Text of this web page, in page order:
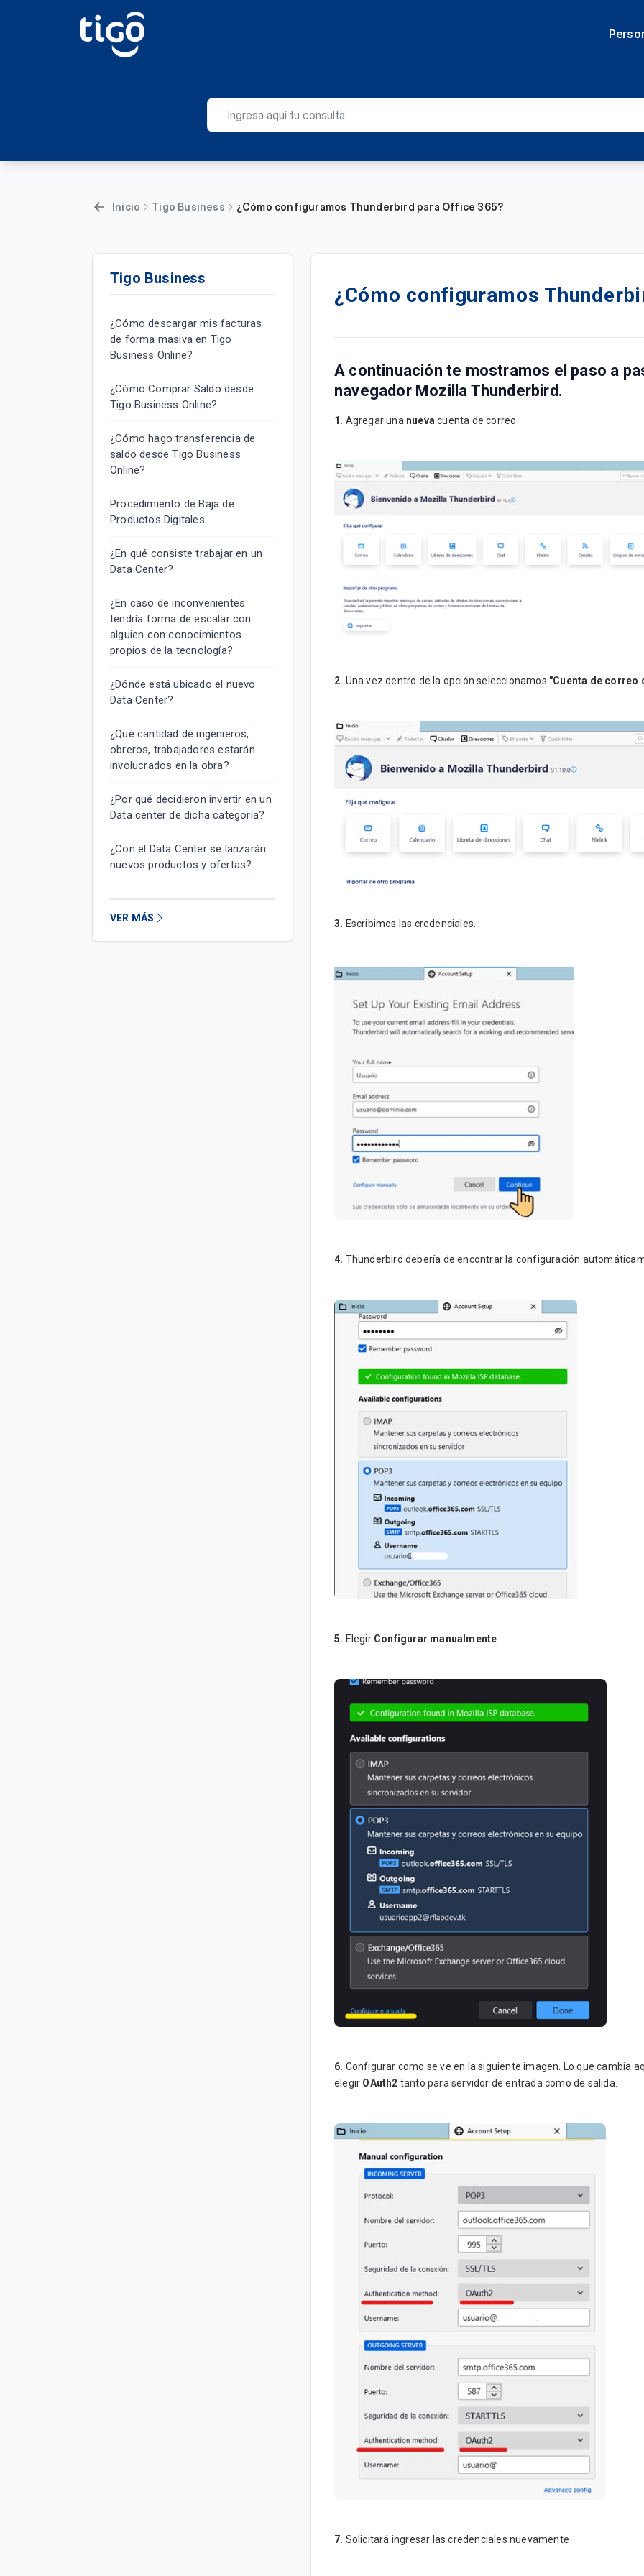
Inicio Tigo Business ¿Cómo configuramos Thunderbird para Office 365?
Tigo Business
¿Cómo descargar mis facturas
de forma masiva en Tigo
Business Online?
¿Cómo Comprar Saldo desde
Tigo Business Online?
¿Cómo hago transferencia de
saldo desde Tigo Business
Online?
Procedimiento de Baja de
Productos Digitales
¿En qué consiste trabajar en un
Data Center?
¿En caso de inconvenientes
tendría forma de escalar con
alguien con conocimientos
propios de la tecnología?
¿Dónde está ubicado el nuevo
Data Center?
¿Qué cantidad de ingenieros,
obreros, trabajadores estarán
involucrados en la obra?
¿Por qué decidieron invertir en un
Data center de dicha categoría?
¿Con el Data Center se lanzarán
nuevos productos y ofertas?
VER MÁS
¿Cómo configuramos
A continuación te mostramos el paso a
navegador Mozilla Thunderbird.
1. Agregar una nueva cuenta de correo
2. Una vez dentro de la opción seleccionamos "Cuenta de correo
3. Escribimos las credenciales.
4. Thunderbird debería de encontrar la configuración
5. Elegir Configurar manualmente
6. Configurar como se ve en la siguiente imagen. Lo que cambia
elegir OAuth2 tanto para servidor de entrada como de salida.
7. Solicitará ingresar las credenciales nuevamente